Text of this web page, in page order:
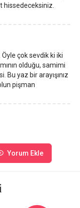
hissedeceksiniz.
çok sevdik ki iki
olduğu, samimi
Bu yaz bir arayışınız
pişman
Yorum Ekle